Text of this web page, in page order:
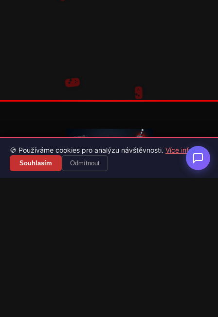
Váš průvodce světem videoher. Novinky, recenze a česko-
slovenské překlady her.
🍪 Používáme cookies pro analýzu návštěvnosti. Více info
Souhlasím Odmítnout